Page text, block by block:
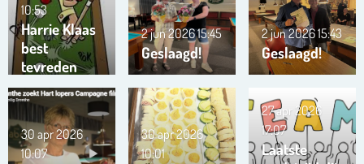
Harrie Klaas
best
tevreden
10:53
Geslaagd!
2 jun 202615:45
Geslaagd!
2 jun 202615:43
30 apr 2026
10:07
30 apr 2026
10:01
Laatste
27 apr 2026
17:07